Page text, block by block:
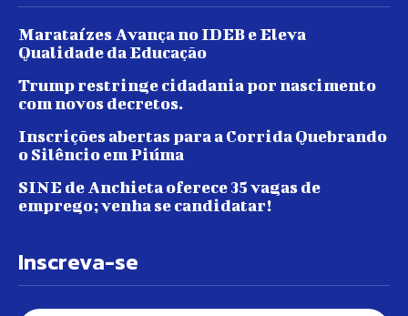
Marataízes Avança no IDEB e Eleva
Qualidade da Educação
Trump restringe cidadania por nascimento
com novos decretos.
Inscrições abertas para a Corrida Quebrando
o Silêncio em Piúma
SINE de Anchieta oferece 35 vagas de
emprego; venha se candidatar!
Inscreva-se